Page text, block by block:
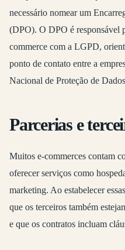
necessário nomear um
(DPO). O DPO é responsável
commerce com a LGPD,
ponto de contato entre a
Nacional de Proteção de
Parcerias e
Muitos e-commerces contam
oferecer serviços como
marketing. Ao estabelecer
que os terceiros também
e que os contratos incluam